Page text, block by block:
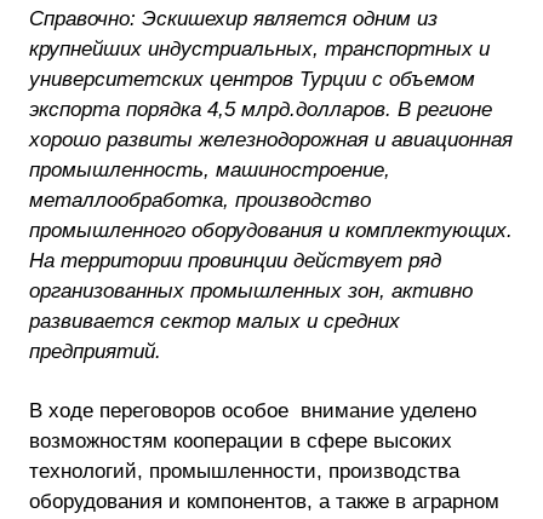
Справочно: Эскишехир является одним из
крупнейших индустриальных, транспортных и
университетских центров Турции с объемом
экспорта порядка 4,5 млрд.долларов. В регионе
хорошо развиты железнодорожная и авиационная
промышленность, машиностроение,
металлообработка, производство
промышленного оборудования и комплектующих.
На территории провинции действует ряд
организованных промышленных зон, активно
развивается сектор малых и средних
предприятий.
В ходе переговоров особое внимание уделено
возможностям кооперации в сфере высоких
технологий, промышленности, производства
оборудования и компонентов, а также в аграрном